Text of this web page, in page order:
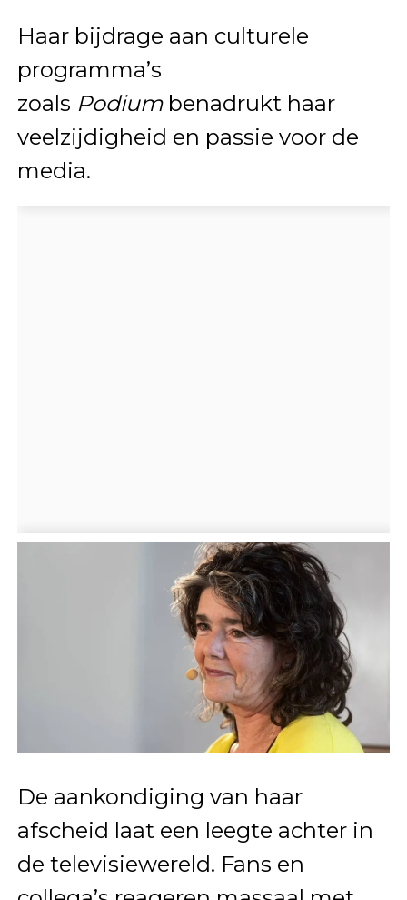
Haar bijdrage aan culturele
programma’s
zoals Podiumbenadrukt haar
veelzijdigheid en passie voor de
media.
De aankondiging van haar
afscheid laat een leegte achter in
de televisiewereld. Fans en